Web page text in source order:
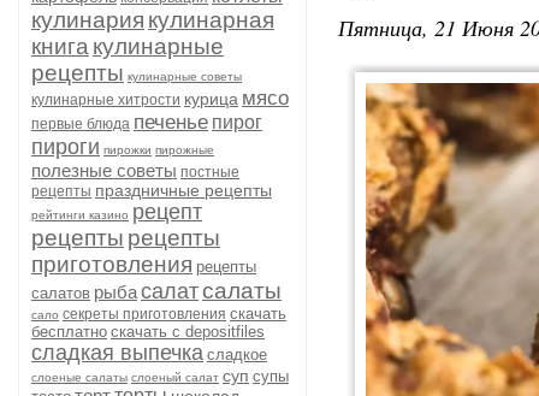
кулинария кулинарная
книга кулинарные
рецепты кулинарные советы
кулинарные хитрости курица мясо
первые блюда печенье пирог
пироги пирожки пирожные
полезные советы постные
рецепты праздничные рецепты
рейтинги казино рецепт
рецепты рецепты
приготовления рецепты
салатов рыбасалатсалаты
сало секреты приготовления скачать
бесплатно скачать с depositfiles
сладкая выпечка сладкое
слоеные салаты слоеный салат суп супы
Пятница, 21 Июня